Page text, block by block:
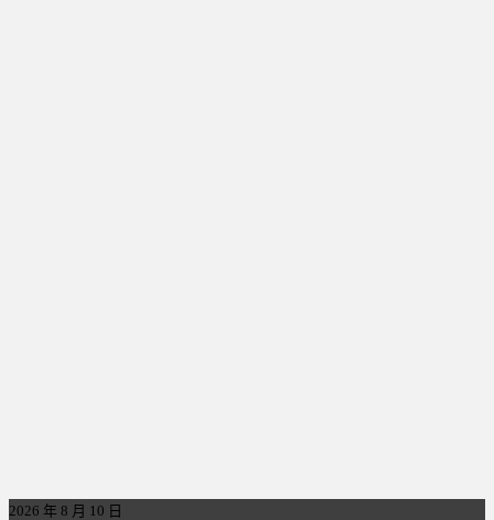
2026 年 8 月 10 日